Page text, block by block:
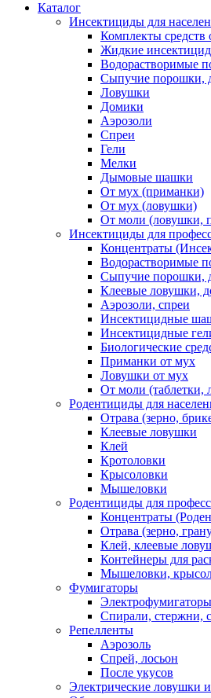
Каталог
Инсектициды для
Комплекты средств
Жидкие
Водорастворимые
Сыпучие порошки,
Ловушки
Домики
Аэрозоли
Спреи
Гели
Мелки
Дымовые шашки
От мух (приманки)
От мух (ловушки)
От моли (ловушки,
Инсектициды для
Концентраты
Водорастворимые
Сыпучие порошки,
Клеевые ловушки,
Аэрозоли, спреи
Инсектицидные
Инсектицидные
Биологические
Приманки от мух
Ловушки от мух
От моли (таблетки,
Родентициды для
Отрава (зерно,
Клеевые ловушки
Клей
Кротоловки
Крысоловки
Мышеловки
Родентициды для
Концентраты
Отрава (зерно,
Клей, клеевые
Контейнеры для
Мышеловки,
Фумигаторы
Спирали, стержни,
Репелленты
Аэрозоль
Спрей, лосьон
После укусов
Электрические ловушки